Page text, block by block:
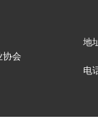
协会
地
电